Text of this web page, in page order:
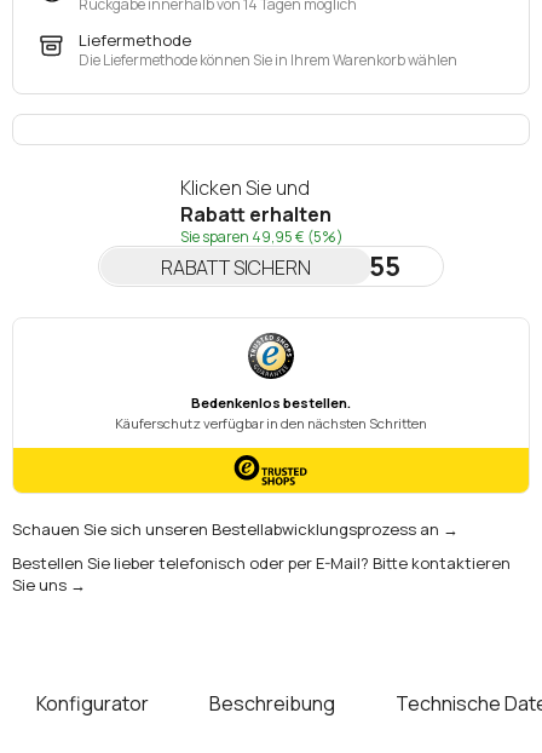
Liefermethode
Die Liefermethode können Sie in Ihrem Warenkorb wählen
Klicken Sie und
Rabatt erhalten
Sie sparen 49,95 € (5%)
RABATT SICHERN
NEWSLETTER55
Schauen Sie sich unseren Bestellabwicklungsprozess an →
Bestellen Sie lieber telefonisch oder per E-Mail? Bitte kontaktieren
Sie uns →
Konfigurator Beschreibung Technische